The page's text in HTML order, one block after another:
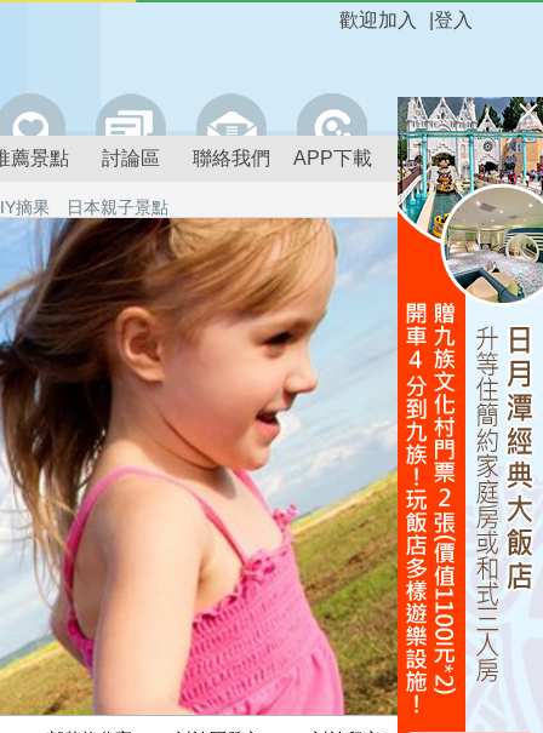
登入
歡迎加入
薦景點 討論區 聯絡我們 APP下載
摘果 日本親子景點